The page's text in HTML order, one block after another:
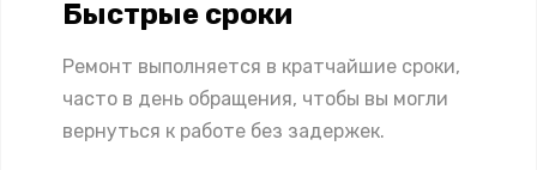
Быстрые сроки
Ремонт выполняется в кратчайшие сроки,
часто в день обращения, чтобы вы могли
вернуться к работе без задержек.